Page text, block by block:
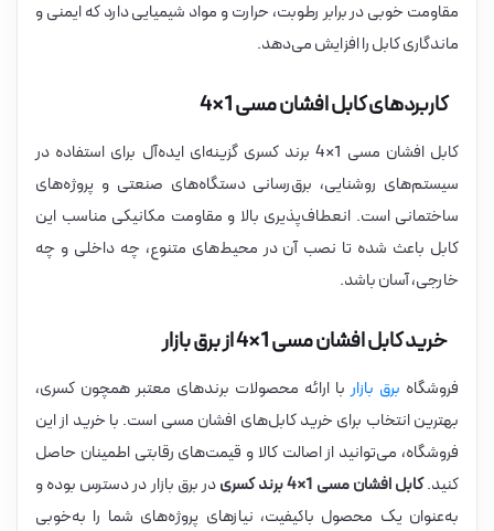
مقاومت خوبی در برابر رطوبت، حرارت و مواد شیمیایی دارد که ایمنی و
ماندگاری کابل را افزایش می‌دهد.
کاربردهای کابل افشان مسی 1×4
کابل افشان مسی 1×4 برند کسری گزینه‌ای ایده‌آل برای استفاده در
سیستم‌های روشنایی، برق‌رسانی دستگاه‌های صنعتی و پروژه‌های
ساختمانی است. انعطاف‌پذیری بالا و مقاومت مکانیکی مناسب این
کابل باعث شده تا نصب آن در محیط‌های متنوع، چه داخلی و چه
خارجی، آسان باشد.
خرید کابل افشان مسی 1×4 از برق بازار
فروشگاه برق بازاربا ارائه محصولات برندهای معتبر همچون کسری،
بهترین انتخاب برای خرید کابل‌های افشان مسی است. با خرید از این
فروشگاه، می‌توانید از اصالت کالا و قیمت‌های رقابتی اطمینان حاصل
کنید.کابل افشان مسی 1×4 برند کسری
در برق بازار در دسترس بوده و
به‌عنوان یک محصول باکیفیت، نیازهای پروژه‌های شما را به‌خوبی